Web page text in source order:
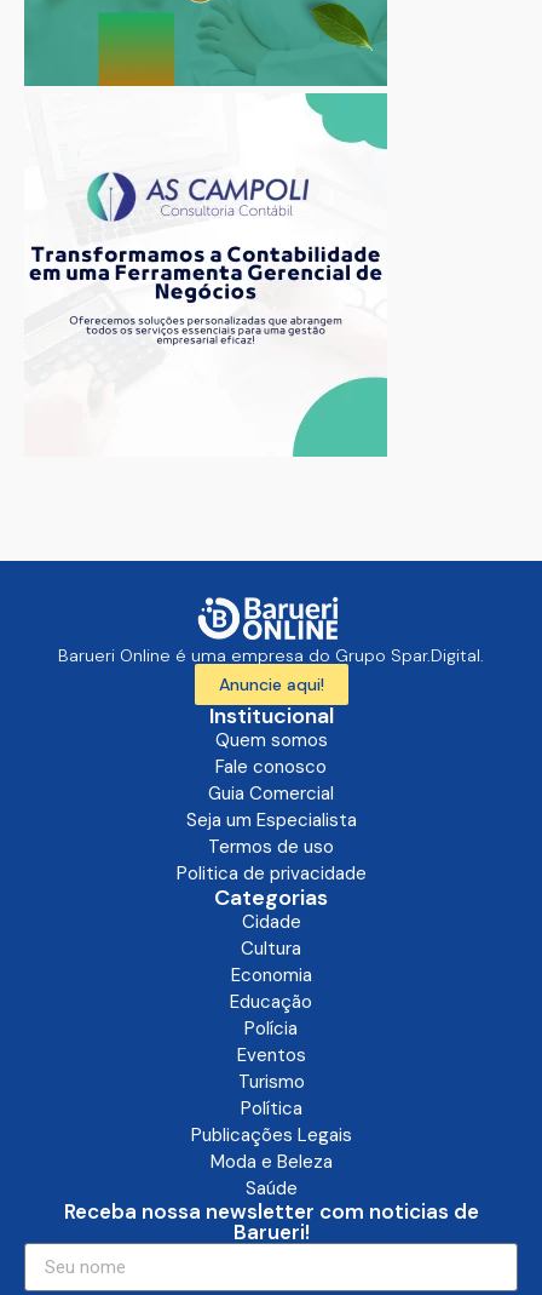
Barueri Online é uma empresa do Grupo Spar.Digital.
Anuncie aqui!
Institucional
Quem somos
Fale conosco
Guia Comercial
Seja um Especialista
Termos de uso
Politica de privacidade
Categorias
Cidade
Cultura
Economia
Educação
Polícia
Eventos
Turismo
Política
Publicações Legais
Moda e Beleza
Saúde
Receba nossa newsletter com noticias de
Barueri!